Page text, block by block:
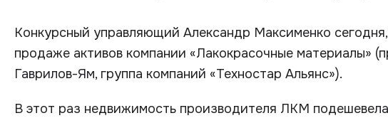
Конкурсный управляющий Александр Максименко
продаже активов компании «Лакокрасочные материалы»
Гаврилов-Ям, группа компаний «Техностар Альянс»).
В этот раз недвижимость производителя ЛКМ